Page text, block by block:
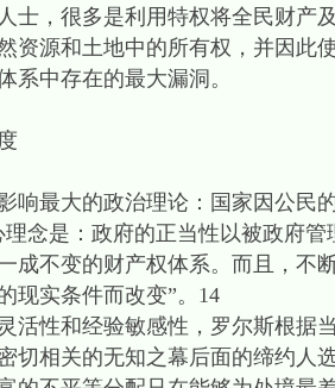
士，很多是利用特权将全民财产
资源和土地中的所有权，并因此
系中存在的最大漏洞。
最大的政治理论：国家因公民
念是：政府的正当性以被政府
成不变的财产权体系。而且，不
现实条件而改变”。14
性和经验敏感性，罗尔斯根据
切相关的无知之幕后面的缔约人